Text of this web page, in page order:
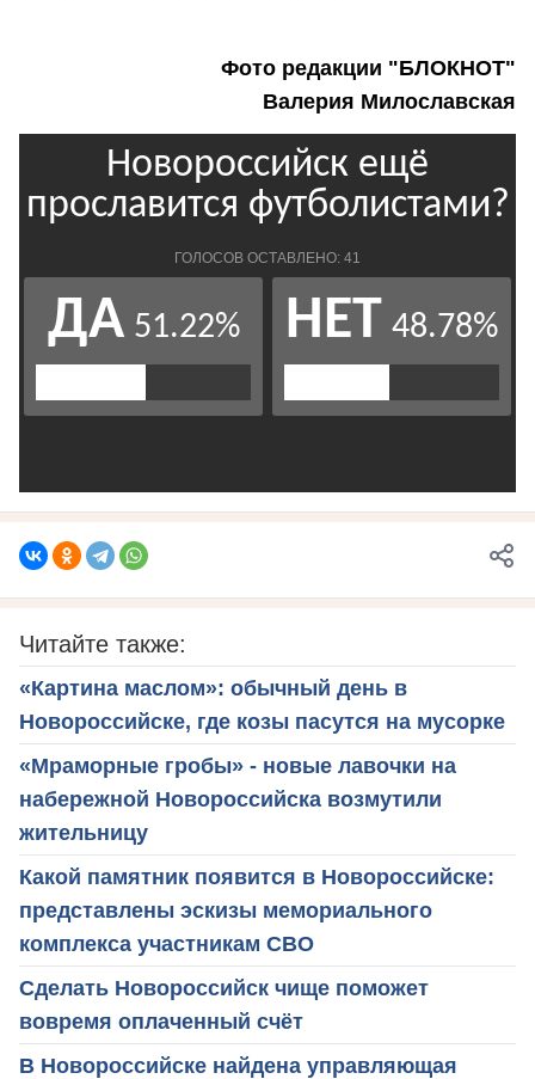
Фото редакции "БЛОКНОТ"
Валерия Милославская
Читайте также:
«Картина маслом»: обычный день в
Новороссийске, где козы пасутся на мусорке
«Мраморные гробы» - новые лавочки на
набережной Новороссийска возмутили
жительницу
Какой памятник появится в Новороссийске:
представлены эскизы мемориального
комплекса участникам СВО
Сделать Новороссийск чище поможет
вовремя оплаченный счёт
В Новороссийске найдена управляющая